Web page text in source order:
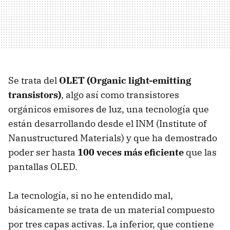
Se trata del OLET(Organic light-emitting
transistors), algo así como transistores
orgánicos emisores de luz, una tecnología que
están desarrollando desde el INM (Institute of
Nanustructured Materials) y que ha demostrado
poder ser hasta 100 veces más eficiente que las
pantallas OLED.
La tecnología, si no he entendido mal,
básicamente se trata de un material compuesto
por tres capas activas. La inferior, que contiene